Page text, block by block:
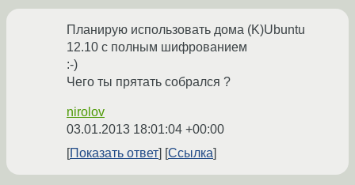
Планирую использовать дома (K)Ubuntu
12.10 с полным шифрованием
:-)
Чего ты прятать собрался ?
nirolov
03.01.2013 18:01:04 +00:00
Показать ответ
Ссылка